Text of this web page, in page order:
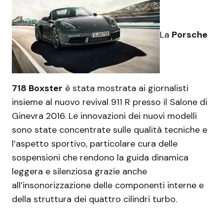
La Porsche
718 Boxster è stata mostrata ai giornalisti
insieme al nuovo revival 911 R presso il Salone di
Ginevra 2016. Le innovazioni dei nuovi modelli
sono state concentrate sulle qualità tecniche e
l’aspetto sportivo, particolare cura delle
sospensioni che rendono la guida dinamica
leggera e silenziosa grazie anche
all’insonorizzazione delle componenti interne e
della struttura dei quattro cilindri turbo.